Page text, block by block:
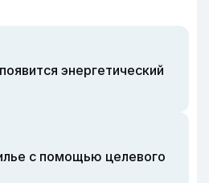
энергетический
с помощью целевого